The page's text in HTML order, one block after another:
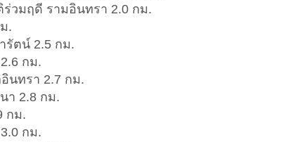
ร่วมฤดี รามอินทรา 2.0 กม.
.
รัตน์ 2.5 กม.
กม.
นทรา 2.7 กม.
า 2.8 กม.
กม.
กม.